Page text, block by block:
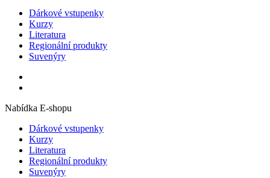
Dárkové vstupenky
Kurzy
Literatura
Regionální produkty
Suvenýry
Nabídka E-shopu
Dárkové vstupenky
Kurzy
Literatura
Regionální produkty
Suvenýry